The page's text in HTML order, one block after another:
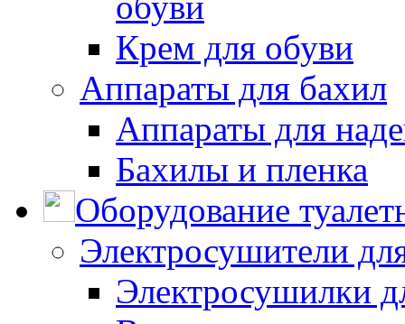
Крем для обуви
Аппараты для бахил
Аппараты для
Бахилы и пленка
Оборудование
Электросушители
Электросушилки